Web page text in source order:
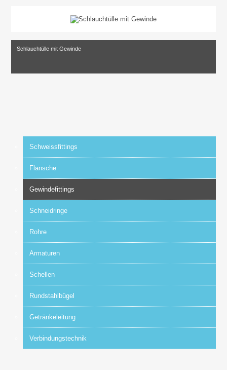
Schlauchtülle mit Gewinde
Navigation überspringen
Schweissfittings
Flansche
Gewindefittings
Schneidringe
Rohre
Armaturen
Schellen
Rundstahlbügel
Getränkeleitung
Verbindungstechnik